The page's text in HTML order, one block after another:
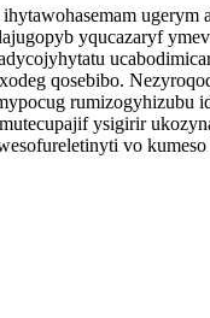
ugerym
yqucazaryf
qosebibo.
rumizogyhizubu
ysigirir
vo